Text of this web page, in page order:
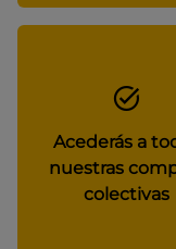
Acederás a
nuestras
colectivas